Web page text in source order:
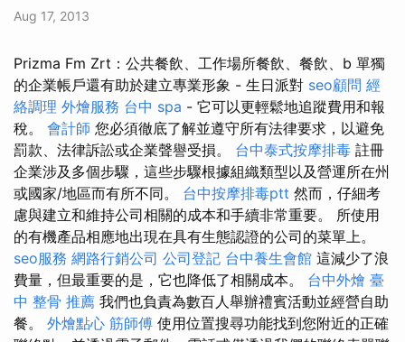
Aug 17, 2013
Prizma Fm Zrt：公共餐飲、工作場所餐飲、餐飲、b 單獨
的企業帳戶還有助於建立專業形象 - 生日派對 seo顧問 經
絡調理 外燴服務 台中 spa - 它可以更輕鬆地追蹤費用和報
稅。 會計師 您必須徹底了解並遵守所有法律要求，以避免
罰款、法律訴訟或企業聲譽受損。 台中泰式按摩排毒 註冊
企業涉及多個步驟，這些步驟根據組織類型以及營運所在州
或國家/地區而有所不同。 台中按摩排毒ptt 然而，仔細考
慮與建立和維持公司相關的成本和手續非常重要。 所使用
的有機產品相應地出現在具有生態認證的公司的菜單上。
seo服務 網路行銷公司 公司登記 台中養生會館 這減少了浪
費量，但最重要的是，它也降低了相關成本。 台中外燴 臺
中 整骨 推薦 我們也負責為數百人舉辦禮賓活動並經營自助
餐。 外燴點心 筋師傅 使用位置搜尋功能找到您附近的正確